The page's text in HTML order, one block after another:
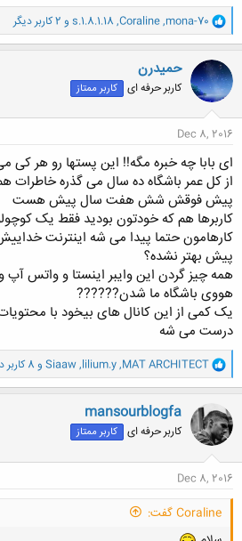
و
ا
ک
ن
ش
ه
ا
mona-70
,
Coraline
,
s.1.8.1.18 و 2 کاربر دیگر
حميدرن
کاربر حرفه ای کاربر ممتاز
Dec 8, 2016
ای بابا چه خبره مگه!! این پستها رو هر کی
از کل عمر باشگاه ده سال می گذره خاطرات
پیش فوقش شش هفت سال پیش هست
کاربرها هم که خودتون بودید فقط یک
کارهامون حتما پیدا می شه اینترنت
پیش بهتر نشده؟
همه چیز گردن این وایبر اینستا و واتس آپ
هووی باشگاه ما شدن??????
یک کمی از این کانال های بیخود با
درست می شه
و
ا
ک
ش
ه
ا
MAT ARCHITECT
,
lilium.y
,
Siaaw و 8 کاربر دیگر
mansourblogfa
کاربر حرفه ای کاربر ممتاز
Dec 8, 2016
Coraline گفت: